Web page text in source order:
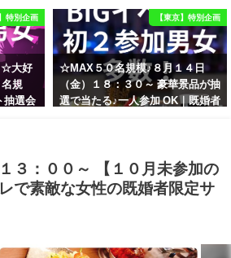
特別企画
☆大好
規
抽選会
いた
パー
【東京】特別企画
☆MAX５０名規模♪８月１４日
（金）１８：３０～ 豪華景品が抽
選で当たる♪一人参加 OK｜既婚者
女性の既婚者限定ビッグパーティ
ー♪＠池袋】
３：００～ 【１０月未参加の
で素敵な女性の既婚者限定サ